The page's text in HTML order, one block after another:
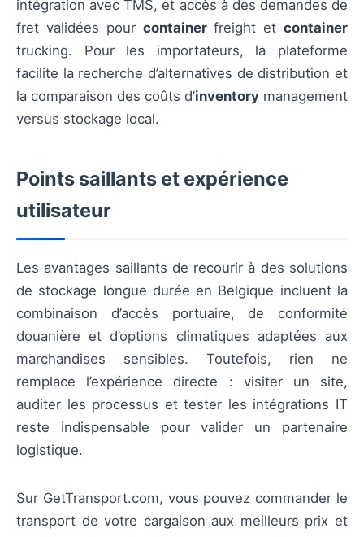
intégration avec TMS, et accès à des demandes de
fret validées pour containerfreight et container
trucking. Pour les importateurs, la plateforme
facilite la recherche d’alternatives de distribution et
la comparaison des coûts d’inventory management
versus stockage local.
Points saillants et expérience
utilisateur
Les avantages saillants de recourir à des solutions
de stockage longue durée en Belgique incluent la
combinaison d’accès portuaire, de conformité
douanière et d’options climatiques adaptées aux
marchandises sensibles. Toutefois, rien ne
remplace l’expérience directe : visiter un site,
auditer les processus et tester les intégrations IT
reste indispensable pour valider un partenaire
logistique.
Sur GetTransport.com, vous pouvez commander le
transport de votre cargaison aux meilleurs prix et